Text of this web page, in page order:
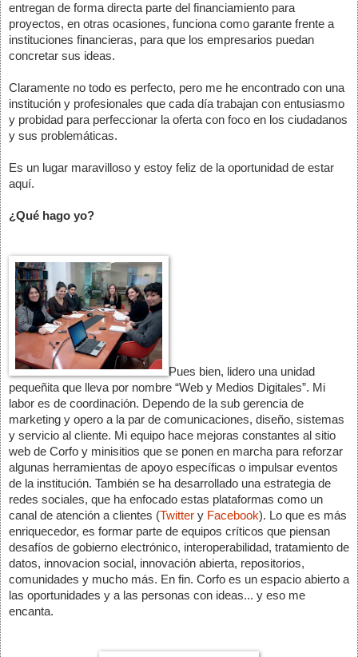
entregan de forma directa parte del financiamiento para
proyectos, en otras ocasiones, funciona como garante frente a
instituciones financieras, para que los empresarios puedan
concretar sus ideas.
Claramente no todo es perfecto, pero me he encontrado con una
institución y profesionales que cada día trabajan con entusiasmo
y probidad para perfeccionar la oferta con foco en los ciudadanos
y sus problemáticas.
Es un lugar maravilloso y estoy feliz de la oportunidad de estar
aquí.
¿Qué hago yo?
Pues bien, lidero una unidad
pequeñita que lleva por nombre “Web y Medios Digitales”. Mi
labor es de coordinación. Dependo de la sub gerencia de
marketing y opero a la par de comunicaciones, diseño, sistemas
y servicio al cliente. Mi equipo hace mejoras constantes al sitio
web de Corfo y minisitios que se ponen en marcha para reforzar
algunas herramientas de apoyo específicas o impulsar eventos
de la institución. También se ha desarrollado una estrategia de
redes sociales, que ha enfocado estas plataformas como un
canal de atención a clientes (Twitter y Facebook). Lo que es más
enriquecedor, es formar parte de equipos críticos que piensan
desafíos de gobierno electrónico, interoperabilidad, tratamiento de
datos, innovacion social, innovación abierta, repositorios,
comunidades y mucho más. En fin. Corfo es un espacio abierto a
las oportunidades y a las personas con ideas... y eso me
encanta.